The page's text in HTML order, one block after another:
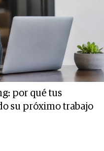
por qué tus
su próximo trabajo